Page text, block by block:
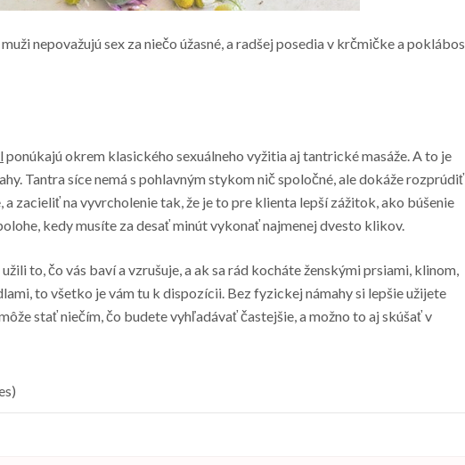
nepovažujú sex za niečo úžasné, a radšej posedia v krčmičke a
ponúkajú okrem klasického sexuálneho vyžitia aj tantrické masáže. A to je
Tantra síce nemá s pohlavným stykom nič spoločné, ale dokáže rozprúdiť
a zacieliť na vyvrcholenie tak, že je to pre klienta lepší zážitok, ako búšenie
kedy musíte za desať minút vykonať najmenej dvesto klikov.
to, čo vás baví a vzrušuje, a ak sa rád kocháte ženskými prsiami, klinom,
to všetko je vám tu k dispozícii. Bez fyzickej námahy si lepšie užijete
stať niečím, čo budete vyhľadávať častejšie, a možno to aj skúšať v